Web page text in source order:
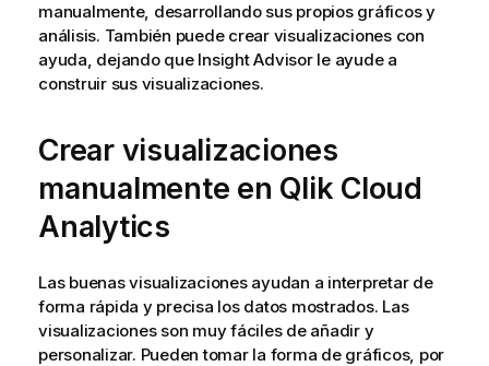
manualmente, desarrollando sus propios gráficos y
análisis. También puede crear visualizaciones con
ayuda, dejando que Insight Advisorle ayude a
construir sus visualizaciones.
Crear visualizaciones
manualmente en Qlik Cloud
Analytics
Las buenas visualizaciones ayudan a interpretar de
forma rápida y precisa los datos mostrados. Las
visualizaciones son muy fáciles de añadir y
personalizar. Pueden tomar la forma de gráficos, por